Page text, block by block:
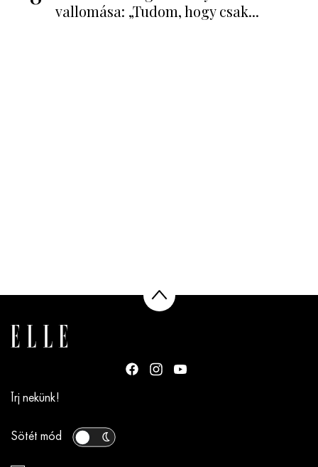
vallomása: „Tudom, hogy csak...
Írj nekünk!
Sötét mód